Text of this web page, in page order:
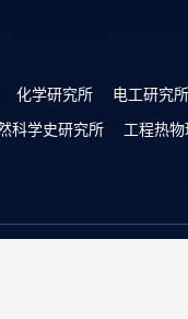
化学研究所 电工研究所
科学史研究所
工程热